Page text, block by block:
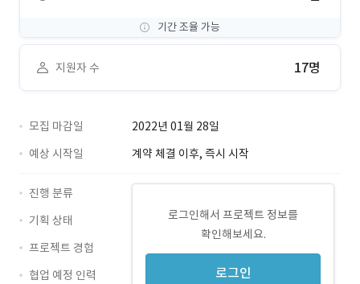
기간 조율 가능
지원자 수 17명
모집 마감일
2022년 01월 28일
예상 시작일
계약 체결 이후, 즉시 시작
로그인해서 프로젝트 정보를
확인해보세요.
로그인
진행 분류
기획 상태
프로젝트 경험
협업 예정 인력